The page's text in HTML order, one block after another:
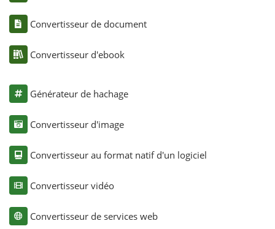
Convertisseur de document
Convertisseur d'ebook
Générateur de hachage
Convertisseur d'image
Convertisseur au format natif d'un logiciel
Convertisseur vidéo
Convertisseur de services web